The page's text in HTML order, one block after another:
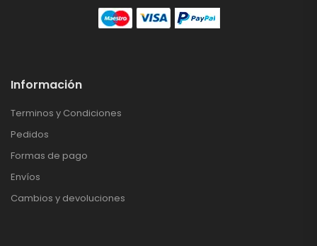
Información
Terminos y Condiciones
Pedidos
Formas de pago
Envíos
Cambios y devoluciones